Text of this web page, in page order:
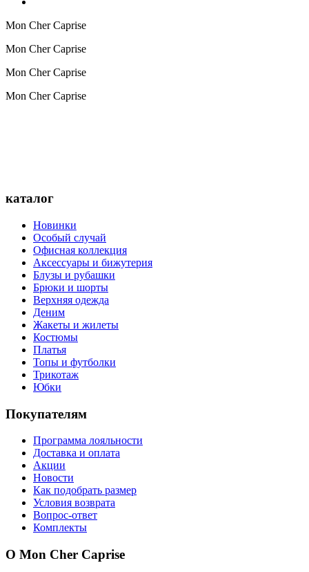
Mon Cher Caprise
Mon Cher Caprise
Mon Cher Caprise
Mon Cher Caprise
каталог
Новинки
Особый случай
Офисная коллекция
Аксессуары и бижутерия
Блузы и рубашки
Брюки и шорты
Верхняя одежда
Деним
Жакеты и жилеты
Костюмы
Платья
Топы и футболки
Трикотаж
Юбки
Покупателям
Программа лояльности
Доставка и оплата
Акции
Новости
Как подобрать размер
Условия возврата
Вопрос-ответ
Комплекты
О Mon Cher Caprise